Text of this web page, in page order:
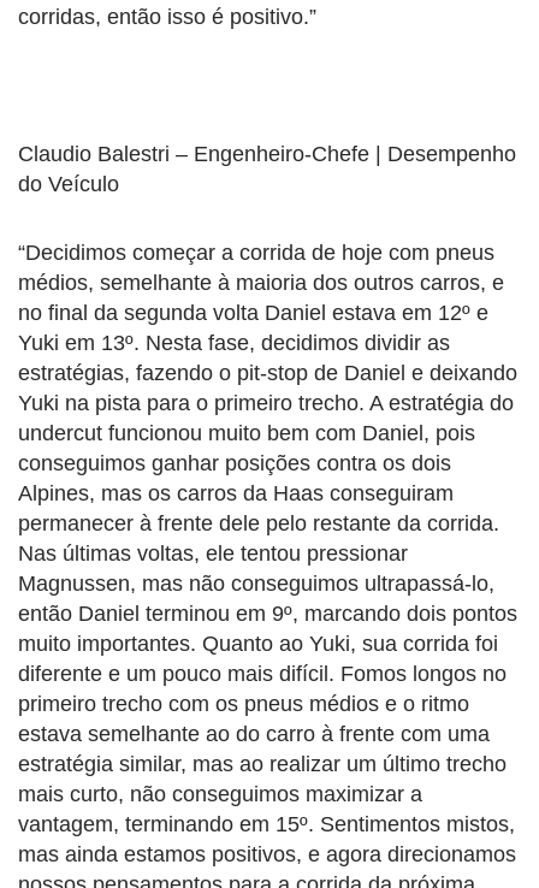
corridas, então isso é positivo.”
Claudio Balestri – Engenheiro-Chefe | Desempenho
do Veículo
“Decidimos começar a corrida de hoje com pneus
médios, semelhante à maioria dos outros carros, e
no final da segunda volta Daniel estava em 12º e
Yuki em 13º. Nesta fase, decidimos dividir as
estratégias, fazendo o pit-stop de Daniel e deixando
Yuki na pista para o primeiro trecho. A estratégia do
undercut funcionou muito bem com Daniel, pois
conseguimos ganhar posições contra os dois
Alpines, mas os carros da Haas conseguiram
permanecer à frente dele pelo restante da corrida.
Nas últimas voltas, ele tentou pressionar
Magnussen, mas não conseguimos ultrapassá-lo,
então Daniel terminou em 9º, marcando dois pontos
muito importantes. Quanto ao Yuki, sua corrida foi
diferente e um pouco mais difícil. Fomos longos no
primeiro trecho com os pneus médios e o ritmo
estava semelhante ao do carro à frente com uma
estratégia similar, mas ao realizar um último trecho
mais curto, não conseguimos maximizar a
vantagem, terminando em 15º. Sentimentos mistos,
mas ainda estamos positivos, e agora direcionamos